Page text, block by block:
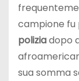
campione fu
poliziadopo
sua somma